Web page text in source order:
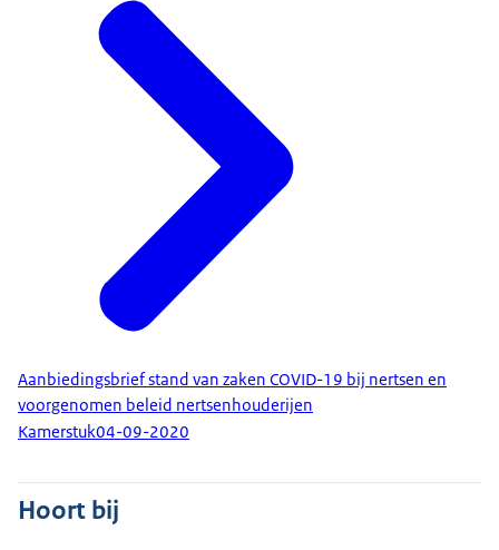
Aanbiedingsbrief stand van zaken COVID-19 bij nertsen en
voorgenomen beleid nertsenhouderijen
Kamerstuk04-09-2020
Hoort bij